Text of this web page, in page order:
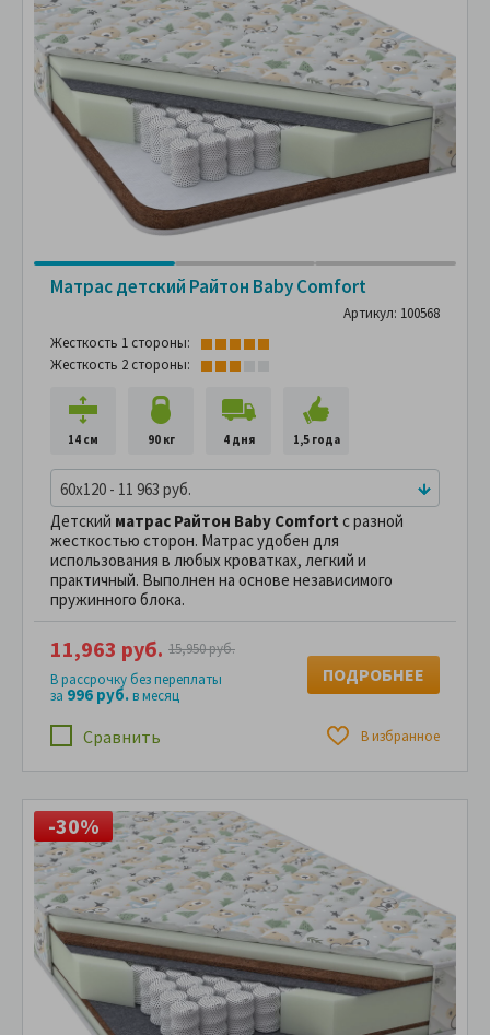
Матрас детский Райтон Baby Comfort
Артикул: 100568
Жесткость 1 стороны:
Жесткость 2 стороны:
14 см 90 кг 4 дня 1,5 года
60x120 - 11 963 руб.
Детский матрас Райтон Baby Comfort с разной
жесткостью сторон. Матрас удобен для
использования в любых кроватках, легкий и
практичный. Выполнен на основе независимого
пружинного блока.
Сравнить В избранное
11,963 руб. 15,950 руб.
В рассрочку без переплаты
за 996 руб.в месяц
ПОДРОБНЕЕ
-30%